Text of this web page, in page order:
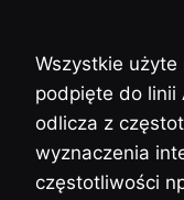
Wszystkie
podpięte do linii
odlicza z
wyznaczenia
częstotliwości